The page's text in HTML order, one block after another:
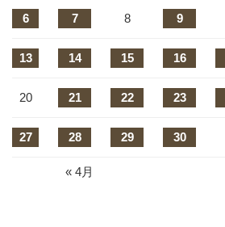
6 7 8 9
13 14 15 16
20 21 22 23
27 28 29 30
« 4月